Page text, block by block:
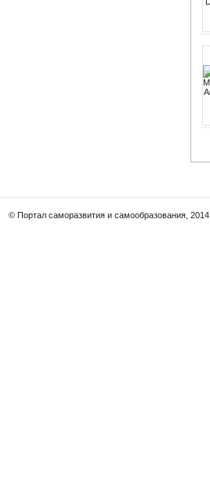
© Портал саморазвития и самообразования, 2014